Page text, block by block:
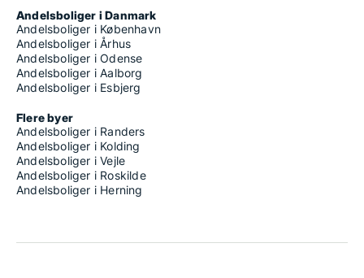
Andelsboliger i Danmark
Andelsboliger i København
Andelsboliger i Århus
Andelsboliger i Odense
Andelsboliger i Aalborg
Andelsboliger i Esbjerg
Flere byer
Andelsboliger i Randers
Andelsboliger i Kolding
Andelsboliger i Vejle
Andelsboliger i Roskilde
Andelsboliger i Herning